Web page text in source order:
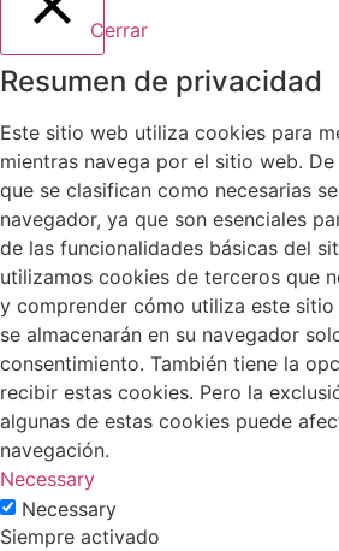
Cerrar
Resumen de privacidad
Este sitio web utiliza cookies para
mientras navega por el sitio web.
que se clasifican como necesarias
navegador, ya que son esenciales
de las funcionalidades básicas del
utilizamos cookies de terceros que
y comprender cómo utiliza este
se almacenarán en su navegador
consentimiento. También tiene la
recibir estas cookies. Pero la
algunas de estas cookies puede
navegación.
Necessary
Necessary
Siempre activado